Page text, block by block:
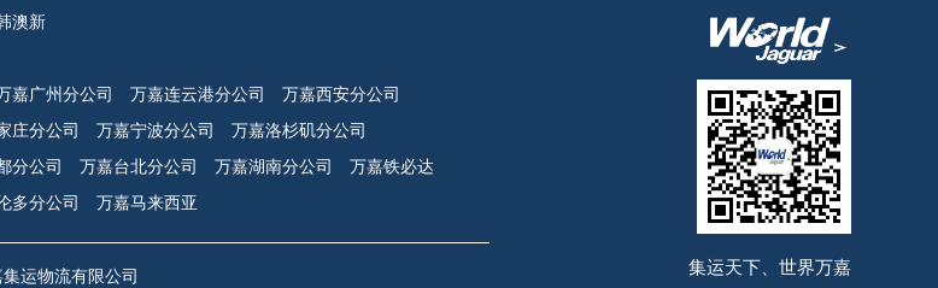
澳新
嘉广州分公司 万嘉连云港分公司
万嘉西安分公司
庄分公司 万嘉宁波分公司
万嘉洛杉矶分公司
分公司 万嘉台北分公司 万嘉湖南分公司
万嘉铁必达
多分公司 万嘉马来西亚
运物流有限公司 集运天下、世界万嘉